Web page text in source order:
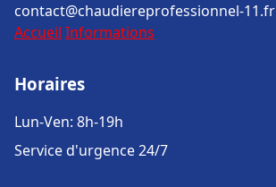
contact@chaudiereprofessionnel-11.fr
Accueil Informations
Horaires
Lun-Ven: 8h-19h
Service d'urgence 24/7